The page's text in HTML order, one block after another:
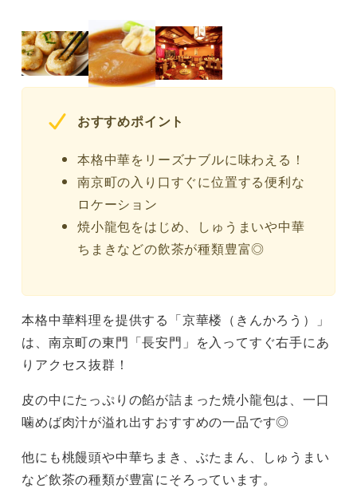
おすすめポイント
本格中華をリーズナブルに味わえる！
南京町の入り口すぐに位置する便利な
ロケーション
焼小龍包をはじめ、しゅうまいや中華
ちまきなどの飲茶が種類豊富◎
本格中華料理を提供する「京華楼（きんかろう）」
は、南京町の東門「長安門」を入ってすぐ右手にあ
りアクセス抜群！
皮の中にたっぷりの餡が詰まった焼小龍包は、一口
噛めば肉汁が溢れ出すおすすめの一品です◎
他にも桃饅頭や中華ちまき、ぶたまん、しゅうまい
など飲茶の種類が豊富にそろっています。